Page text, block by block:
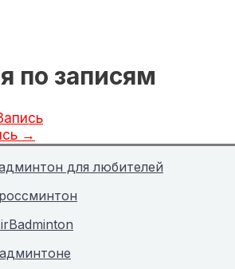
по записям
→
для любителей